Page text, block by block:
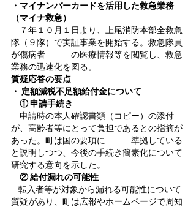
・マイナンバーカードを活用した救急業務
（マイナ救急）
７年１０月１日より、上尾消防本部全救急
隊（９隊）で実証事業を開始する。救急隊員
が傷病者　　　の医療情報等を閲覧し、救急
業務の迅速化を図る。
質疑応答の要点
・ 定額減税不足額給付金について
① 申請手続き
申請時の本人確認書類（コピー）の添付
が、高齢者等にとって負担であるとの指摘が
あった。町は国の要項に　　　準拠している
と説明しつつ、今後の手続き簡素化について
研究する意向を示した。
② 給付漏れの可能性
転入者等が対象から漏れる可能性について
質疑があり、町は広報やホームページで周知